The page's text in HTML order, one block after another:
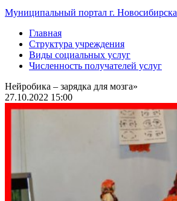
Муниципальный портал г. Новосибирска
Главная
Структура учреждения
Виды социальных услуг
Численность получателей услуг
Нейробика – зарядка для мозга»
27.10.2022 15:00